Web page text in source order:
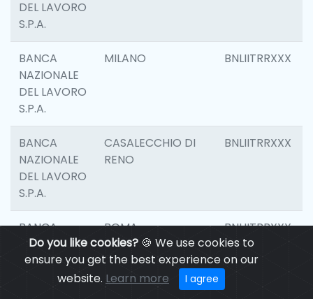
Do you like cookies?🍪 We use cookies to
ensure you get the best experience on our
website. Learn more I agree
DEL LAVORO
S.P.A.
BANCA
NAZIONALE
DEL LAVORO
S.P.A.
MILANO BNLIITRRXXX
BANCA
NAZIONALE
DEL LAVORO
S.P.A.
CASALECCHIO DI
RENO
BNLIITRRXXX
BANCA
NAZIONALE
DEL LAVORO
ROMA BNLIITRRXXX